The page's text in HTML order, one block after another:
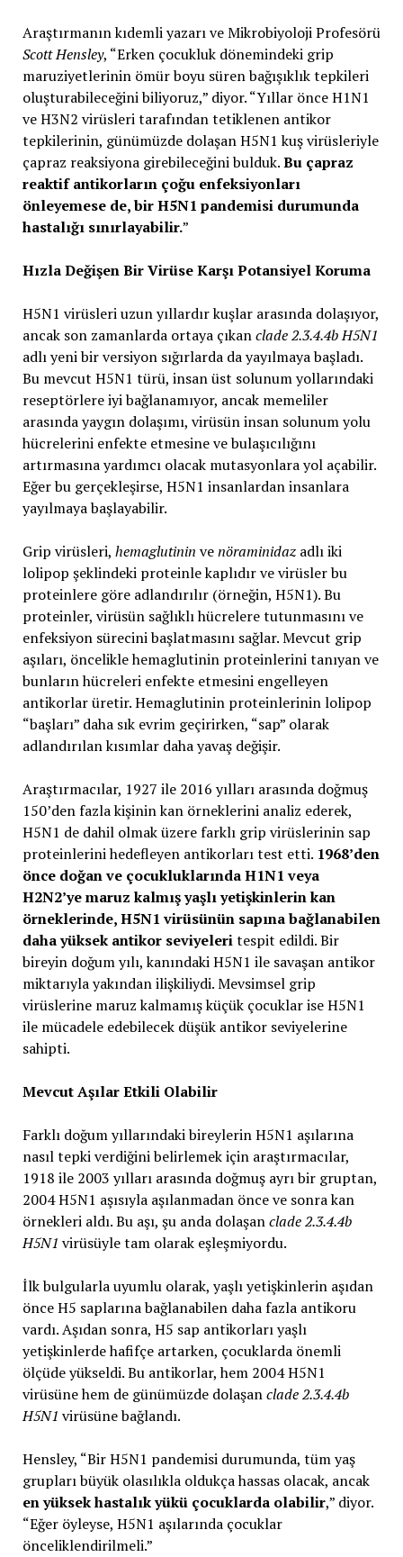
Araştırmanın kıdemli yazarı ve Mikrobiyoloji Profesörü
Scott Hensley, “Erken çocukluk dönemindeki grip
maruziyetlerinin ömür boyu süren bağışıklık tepkileri
oluşturabileceğini biliyoruz,” diyor. “Yıllar önce H1N1
ve H3N2 virüsleri tarafından tetiklenen antikor
tepkilerinin, günümüzde dolaşan H5N1 kuş virüsleriyle
çapraz reaksiyona girebileceğini bulduk.Bu çapraz
reaktif antikorların çoğu enfeksiyonları
önleyemese de, bir H5N1 pandemisi durumunda
hastalığı sınırlayabilir.”
Hızla Değişen Bir Virüse Karşı Potansiyel Koruma
H5N1 virüsleri uzun yıllardır kuşlar arasında dolaşıyor,
ancak son zamanlarda ortaya çıkanclade 2.3.4.4b H5N1
adlı yeni bir versiyon sığırlarda da yayılmaya başladı.
Bu mevcut H5N1 türü, insan üst solunum yollarındaki
reseptörlere iyi bağlanamıyor, ancak memeliler
arasında yaygın dolaşımı, virüsün insan solunum yolu
hücrelerini enfekte etmesine ve bulaşıcılığını
artırmasına yardımcı olacak mutasyonlara yol açabilir.
Eğer bu gerçekleşirse, H5N1 insanlardan insanlara
yayılmaya başlayabilir.
Grip virüsleri, hemaglutinin venöraminidazadlı iki
lolipop şeklindeki proteinle kaplıdır ve virüsler bu
proteinlere göre adlandırılır (örneğin, H5N1). Bu
proteinler, virüsün sağlıklı hücrelere tutunmasını ve
enfeksiyon sürecini başlatmasını sağlar. Mevcut grip
aşıları, öncelikle hemaglutinin proteinlerini tanıyan ve
bunların hücreleri enfekte etmesini engelleyen
antikorlar üretir. Hemaglutinin proteinlerinin lolipop
“başları” daha sık evrim geçirirken, “sap” olarak
adlandırılan kısımlar daha yavaş değişir.
Araştırmacılar, 1927 ile 2016 yılları arasında doğmuş
150’den fazla kişinin kan örneklerini analiz ederek,
H5N1 de dahil olmak üzere farklı grip virüslerinin sap
proteinlerini hedefleyen antikorları test etti. 1968’den
önce doğan ve çocukluklarında H1N1 veya
H2N2’ye maruz kalmış yaşlı yetişkinlerin kan
örneklerinde, H5N1 virüsünün sapına bağlanabilen
daha yüksek antikor seviyeleritespit edildi. Bir
bireyin doğum yılı, kanındaki H5N1 ile savaşan antikor
miktarıyla yakından ilişkiliydi. Mevsimsel grip
virüslerine maruz kalmamış küçük çocuklar ise H5N1
ile mücadele edebilecek düşük antikor seviyelerine
sahipti.
Mevcut Aşılar Etkili Olabilir
Farklı doğum yıllarındaki bireylerin H5N1 aşılarına
nasıl tepki verdiğini belirlemek için araştırmacılar,
1918 ile 2003 yılları arasında doğmuş ayrı bir gruptan,
2004 H5N1 aşısıyla aşılanmadan önce ve sonra kan
örnekleri aldı. Bu aşı, şu anda dolaşanclade 2.3.4.4b
H5N1 virüsüyle tam olarak eşleşmiyordu.
İlk bulgularla uyumlu olarak, yaşlı yetişkinlerin aşıdan
önce H5 saplarına bağlanabilen daha fazla antikoru
vardı. Aşıdan sonra, H5 sap antikorları yaşlı
yetişkinlerde hafifçe artarken, çocuklarda önemli
ölçüde yükseldi. Bu antikorlar, hem 2004 H5N1
virüsüne hem de günümüzde dolaşanclade 2.3.4.4b
H5N1 virüsüne bağlandı.
Hensley, “Bir H5N1 pandemisi durumunda, tüm yaş
grupları büyük olasılıkla oldukça hassas olacak, ancak
en yüksek hastalık yükü çocuklarda olabilir,” diyor.
“Eğer öyleyse, H5N1 aşılarında çocuklar
önceliklendirilmeli.”